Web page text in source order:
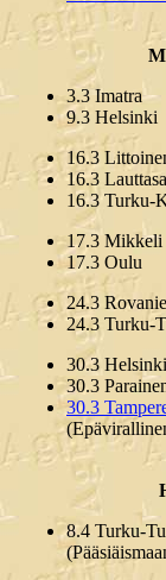
3.3 Imatra
9.3 Helsinki
16.3
16.3
16.3 Turku-
17.3 Mikkeli
17.3 Oulu
24.3
24.3 Turku-
30.3 Helsinki
30.3
30.3
8.4 Turku-